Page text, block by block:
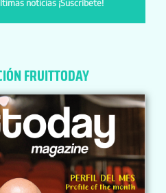
noticias ¡Suscríbete!
FRUITTODAY